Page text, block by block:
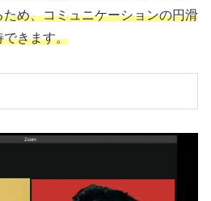
め、コミュニケーションの円滑
できます。